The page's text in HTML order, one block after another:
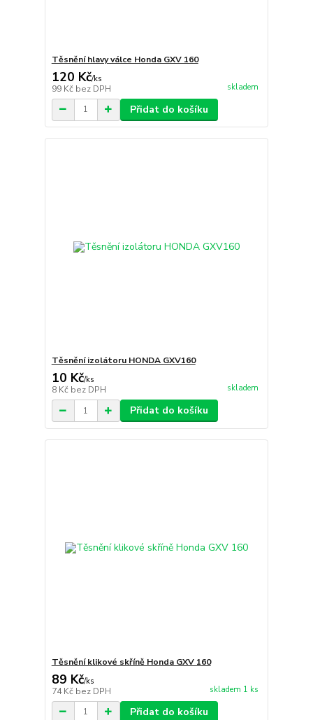
Těsnění hlavy válce Honda GXV 160
120 Kč/ks
99 Kč bez DPH skladem
Přidat do košíku
Těsnění izolátoru HONDA GXV160
10 Kč/ks
8 Kč bez DPH skladem
Přidat do košíku
Těsnění klikové skříně Honda GXV 160
89 Kč/ks
74 Kč bez DPH skladem 1 ks
Přidat do košíku